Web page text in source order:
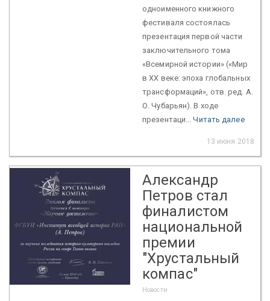
одноименного книжного
фестиваля состоялась
презентация первой части
заключительного тома
«Всемирной истории» («Мир
в XX веке: эпоха глобальных
трансформаций», отв. ред. А.
О. Чубарьян). В ходе
презентаци...Читать далее
13 июня 2018
Александр
Петров стал
финалистом
национальной
премии
"Хрустальный
компас"
Новости